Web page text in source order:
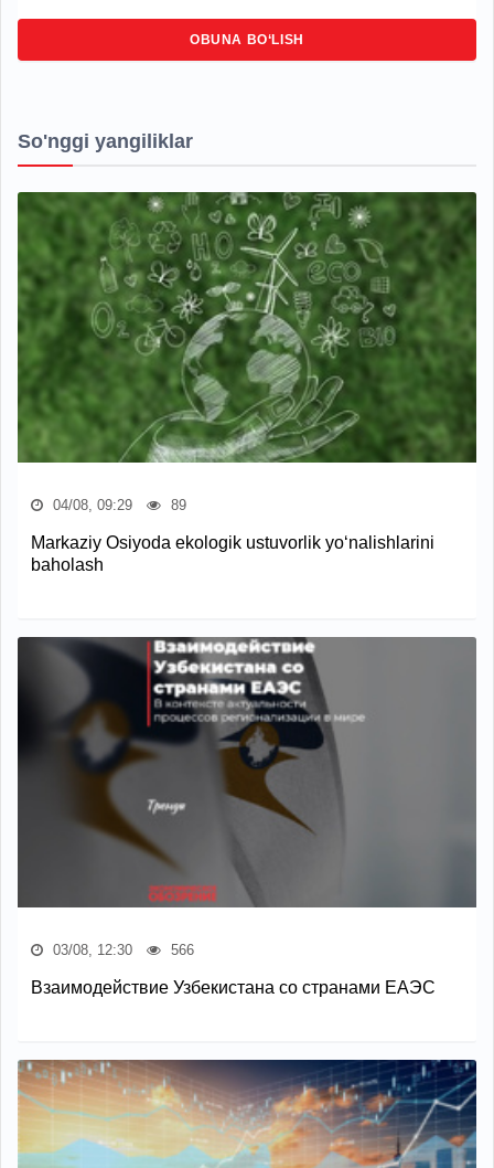
OBUNA BO‘LISH
So'nggi yangiliklar
04/08, 09:29 89
Markaziy Osiyoda ekologik ustuvorlik yo‘nalishlarini
baholash
03/08, 12:30 566
Взаимодействие Узбекистана со странами ЕАЭС